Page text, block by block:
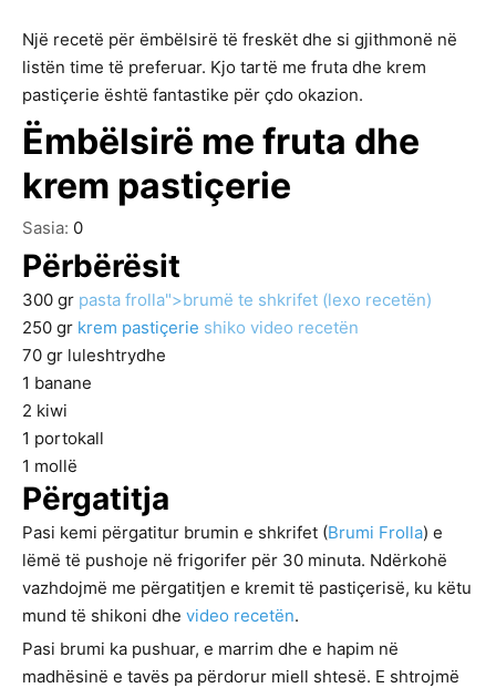
Një recetë për ëmbëlsirë të freskët dhe si gjithmonë në
listën time të preferuar. Kjo tartë me fruta dhe krem
pastiçerie është fantastike për çdo okazion.
Ëmbëlsirë me fruta dhe
krem pastiçerie
Sasia: 0
Përbërësit
300 gr pasta frolla">brumë te shkrifet (lexo recetën)
250 gr krem pastiçerie shiko video recetën
70 gr luleshtrydhe
1 banane
2 kiwi
1 portokall
1 mollë
Përgatitja
Pasi kemi përgatitur brumin e shkrifet (Brumi Frolla) e
lëmë të pushoje në frigorifer për 30 minuta. Ndërkohë
vazhdojmë me përgatitjen e kremit të pastiçerisë, ku këtu
mund të shikoni dhe video recetën.
Pasi brumi ka pushuar, e marrim dhe e hapim në
madhësinë e tavës pa përdorur miell shtesë. E shtrojmë